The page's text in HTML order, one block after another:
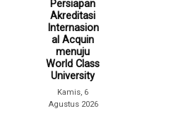
Persiapan
Akreditasi
Internasion
al Acquin
menuju
World Class
University
Kamis, 6
Agustus 2026